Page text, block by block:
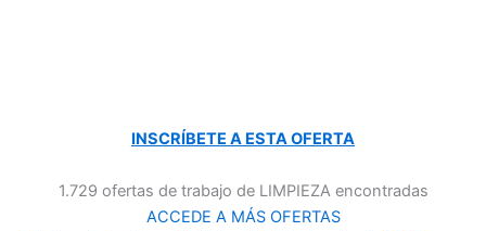
INSCRÍBETE A ESTA OFERTA
1.729 ofertas de trabajo de LIMPIEZA encontradas
ACCEDE A MÁS OFERTAS